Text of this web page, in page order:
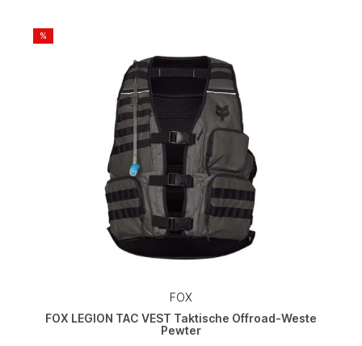
%
FOX
FOX LEGION TAC VEST Taktische Offroad-Weste
Pewter